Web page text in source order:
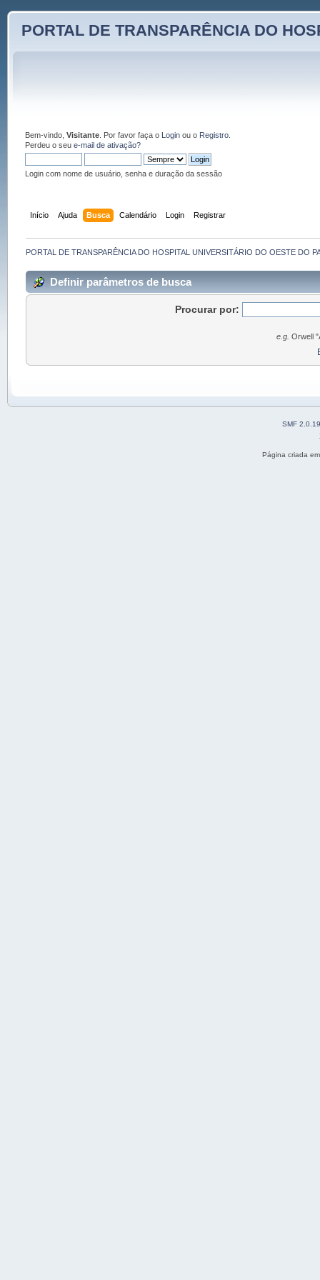
PORTAL DE TRANSPARÊNCIA DO
Bem-vindo, Visitante. Por favor faça o Loginou o Registro.
Perdeu o seu e-mail de ativação?
Login com nome de usuário, senha e duração da sessão
Início Ajuda Busca Calendário Login Registrar
PORTAL DE TRANSPARÊNCIA DO HOSPITAL UNIVERSITÁRIO DO OESTE DO
Definir parâmetros de busca
Procurar por:
e.g. Orwell
SMF 2.0.19
Página criada